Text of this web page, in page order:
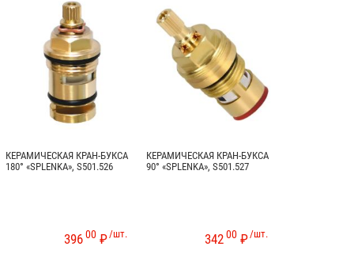
КЕРАМИЧЕСКАЯ КРАН-БУКСА
180° «SPLENKA», S501.526
/шт.
39600 ₽
КЕРАМИЧЕСКАЯ КРАН-БУКСА
90° «SPLENKA», S501.527
/шт.
34200 ₽